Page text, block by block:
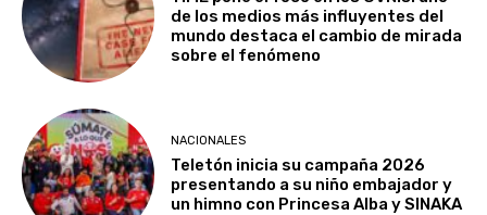
de los medios más influyentes del
mundo destaca el cambio de mirada
sobre el fenómeno
NACIONALES
Teletón inicia su campaña 2026
presentando a su niño embajador y
un himno con Princesa Alba y SINAKA